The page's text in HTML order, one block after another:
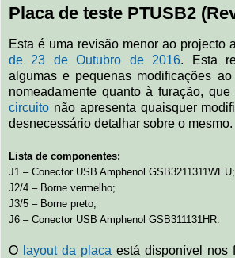
Placa de teste PTUSB2
Esta é uma revisão menor ao projecto
de 23 de Outubro de 2016. Esta
algumas e pequenas modificações
nomeadamente quanto à furação,
circuito não apresenta quaisquer
desnecessário detalhar sobre o mesmo.
Lista de componentes:
J1 – Conector USB Amphenol GSB3211311WEU;
J2/4 – Borne vermelho;
J3/5 – Borne preto;
J6 – Conector USB Amphenol GSB311131HR.
O layout da placa está disponível nos